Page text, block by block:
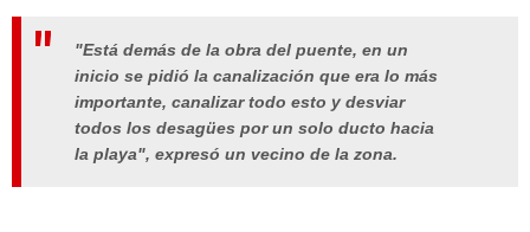
"Está demás de la obra del puente, en un
inicio se pidió la canalización que era lo más
importante, canalizar todo esto y desviar
todos los desagües por un solo ducto hacia
la playa", expresó un vecino de la zona.